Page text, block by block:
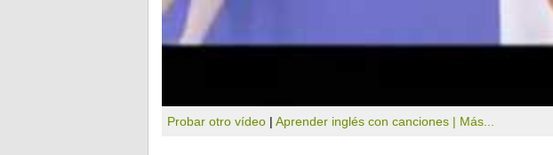
Probar otro vídeo | Aprender inglés con canciones | Más...